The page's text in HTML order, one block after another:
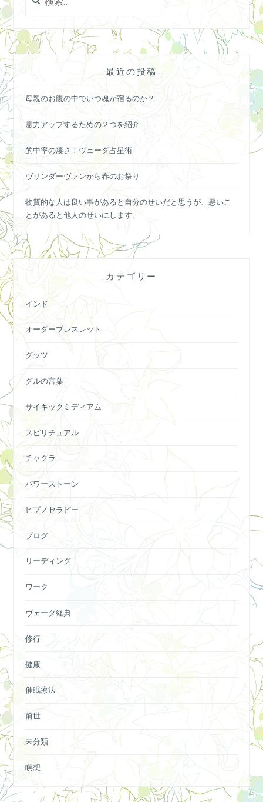
索:
最近の投稿
母親のお腹の中でいつ魂が宿るのか？
霊力アップするための２つを紹介
的中率の凄さ！ヴェーダ占星術
ヴリンダーヴァンから春のお祭り
物質的な人は良い事があると自分のせいだと思うが、悪いこ
とがあると他人のせいにします。
カテゴリー
インド
オーダーブレスレット
グッツ
グルの言葉
サイキックミディアム
スピリチュアル
チャクラ
パワーストーン
ヒプノセラピー
ブログ
リーディング
ワーク
ヴェーダ経典
修行
健康
催眠療法
前世
未分類
瞑想